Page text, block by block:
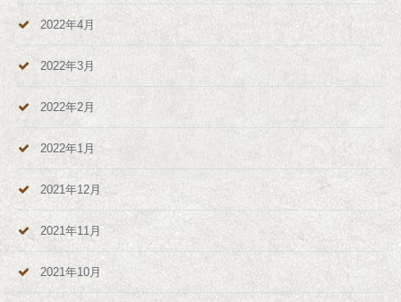
2022年4月
2022年3月
2022年2月
2022年1月
2021年12月
2021年11月
2021年10月